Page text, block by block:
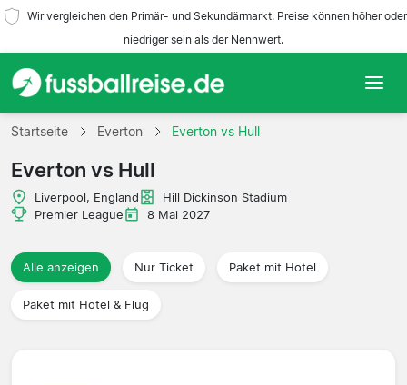
Wir vergleichen den Primär- und Sekundärmarkt. Preise können höher oder
niedriger sein als der Nennwert.
Startseite
Mannschaften
Ligen
Reisebüros
Startseite Everton Everton vs Hull
Everton vs Hull
Liverpool, England
Hill Dickinson Stadium
Premier League
8 Mai 2027
Alle anzeigen Nur Ticket Paket mit Hotel
Paket mit Hotel & Flug